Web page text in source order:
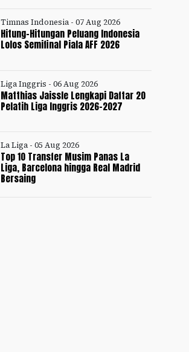
Timnas Indonesia - 07 Aug 2026
Hitung-Hitungan Peluang Indonesia
Lolos Semifinal Piala AFF 2026
Liga Inggris - 06 Aug 2026
Matthias Jaissle Lengkapi Daftar 20
Pelatih Liga Inggris 2026-2027
La Liga - 05 Aug 2026
Top 10 Transfer Musim Panas La
Liga, Barcelona hingga Real Madrid
Bersaing